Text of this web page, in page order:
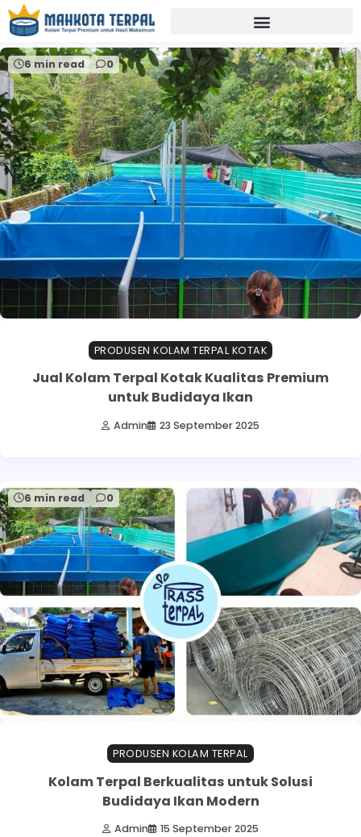
Home media budidaya praktis
6 min read 0
PRODUSEN KOLAM TERPAL KOTAK
Jual Kolam Terpal Kotak Kualitas Premium
untuk Budidaya Ikan
Admin 23 September 2025
6 min read 0
PRODUSEN KOLAM TERPAL
Kolam Terpal Berkualitas untuk Solusi
Budidaya Ikan Modern
Admin 15 September 2025